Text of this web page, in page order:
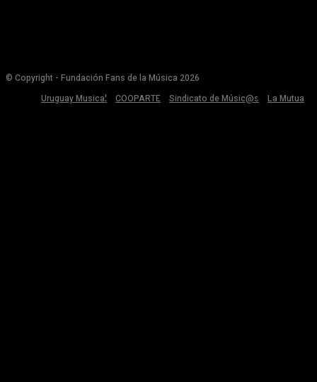
© Copyright - Fundación Fans de la Música 2026
Uruguay Musical
COOPARTE Sindicato de Músic@s La Mutua